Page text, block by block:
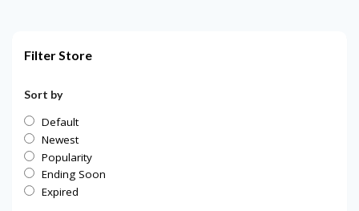
Filter Store
Sort by
Default
Newest
Popularity
Ending Soon
Expired